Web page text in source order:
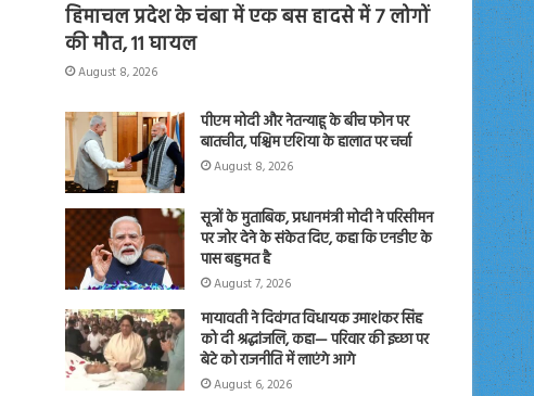
हिमाचल प्रदेश के चंबा में एक बस हादसे में 7 लोगों
की मौत, 11 घायल
August 8, 2026
पीएम मोदी और नेतन्याहू के बीच फोन पर
बातचीत, पश्चिम एशिया के हालात पर चर्चा
August 8, 2026
सूत्रों के मुताबिक, प्रधानमंत्री मोदी ने परिसीमन
पर जोर देने के संकेत दिए, कहा कि एनडीए के
पास बहुमत है
August 7, 2026
मायावती ने दिवंगत विधायक उमाशंकर सिंह
को दी श्रद्धांजलि, कहा— परिवार की इच्छा पर
बेटे को राजनीति में लाएंगे आगे
August 6, 2026